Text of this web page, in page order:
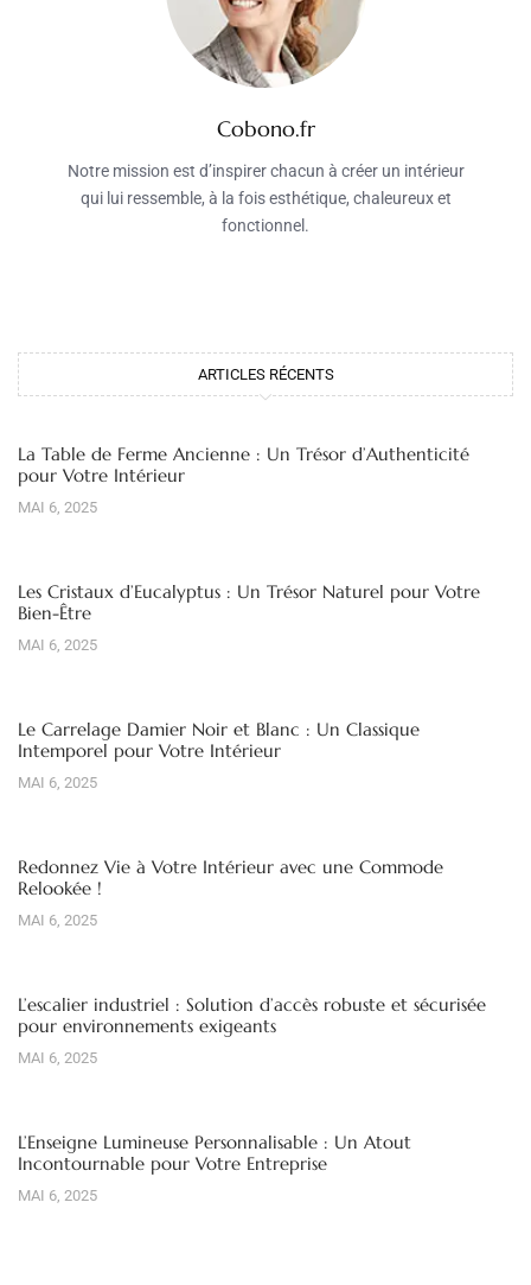
Cobono.fr
Notre mission est d’inspirer chacun à créer un intérieur
qui lui ressemble, à la fois esthétique, chaleureux et
fonctionnel.
ARTICLES RÉCENTS
La Table de Ferme Ancienne : Un Trésor d’Authenticité
pour Votre Intérieur
MAI 6, 2025
Les Cristaux d’Eucalyptus : Un Trésor Naturel pour Votre
Bien-Être
MAI 6, 2025
Le Carrelage Damier Noir et Blanc : Un Classique
Intemporel pour Votre Intérieur
MAI 6, 2025
Redonnez Vie à Votre Intérieur avec une Commode
Relookée !
MAI 6, 2025
L’escalier industriel : Solution d’accès robuste et sécurisée
pour environnements exigeants
MAI 6, 2025
L’Enseigne Lumineuse Personnalisable : Un Atout
Incontournable pour Votre Entreprise
MAI 6, 2025